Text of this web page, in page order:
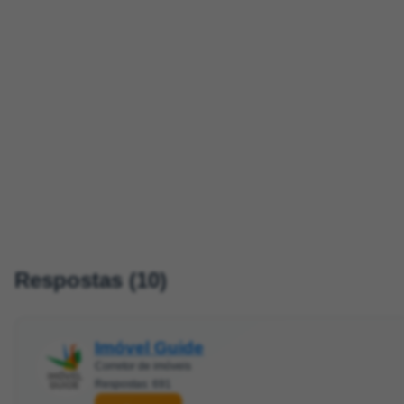
Respostas (10)
Imóvel Guide